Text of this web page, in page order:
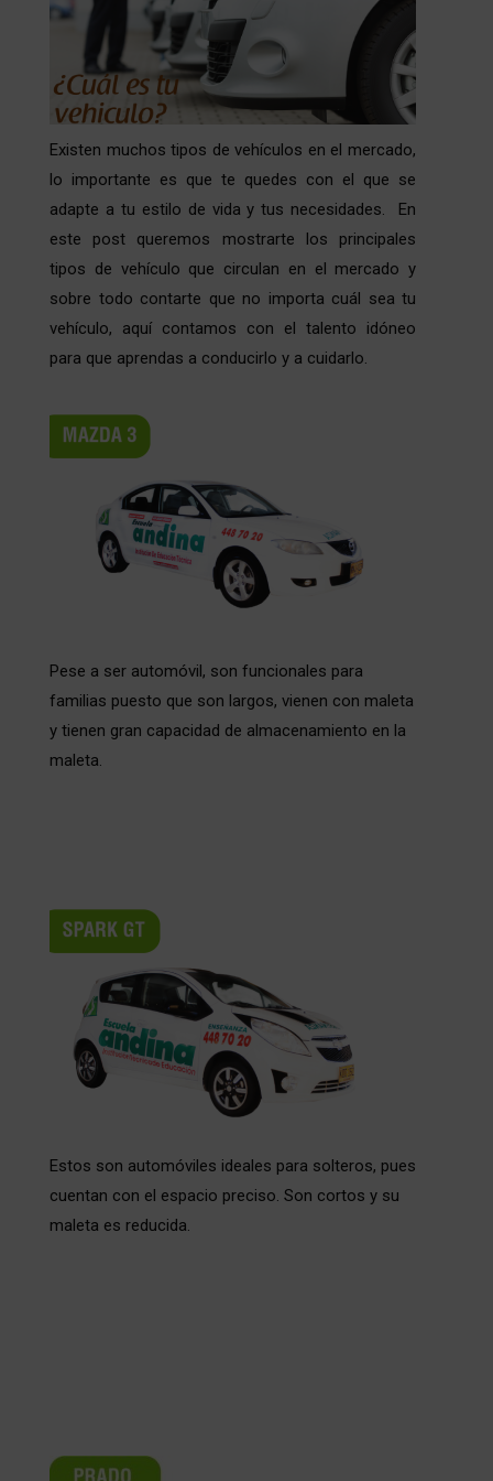
Existen muchos tipos de vehículos en el mercado,
lo importante es que te quedes con el que se
adapte a tu estilo de vida y tus necesidades. En
este post queremos mostrarte los principales
tipos de vehículo que circulan en el mercado y
sobre todo contarte que no importa cuál sea tu
vehículo, aquí contamos con el talento idóneo
para que aprendas a conducirlo y a cuidarlo.
Pese a ser automóvil, son funcionales para
familias puesto que son largos, vienen con maleta
y tienen gran capacidad de almacenamiento en la
maleta.
Estos son automóviles ideales para solteros, pues
cuentan con el espacio preciso. Son cortos y su
maleta es reducida.